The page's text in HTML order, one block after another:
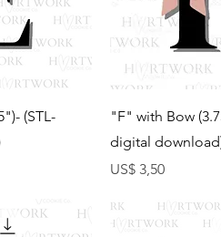
rápida
(STL-
"F" with Bow
digital
Preço
US$ 3,50